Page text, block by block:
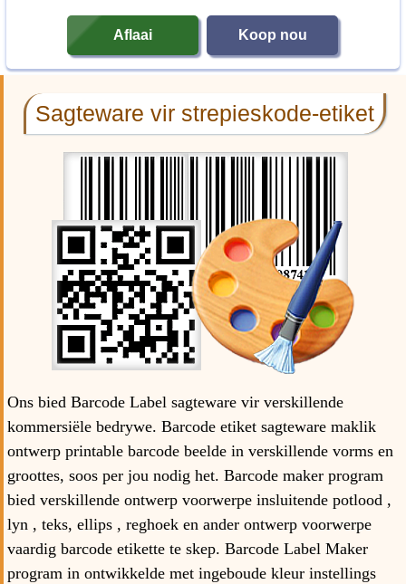
Aflaai Koop nou
Sagteware vir strepieskode-etiket
Ons bied Barcode Label sagteware vir verskillende
kommersiële bedrywe. Barcode etiket sagteware maklik
ontwerp printable barcode beelde in verskillende vorms en
groottes, soos per jou nodig het. Barcode maker program
bied verskillende ontwerp voorwerpe insluitende potlood ,
lyn , teks, ellips , reghoek en ander ontwerp voorwerpe
vaardig barcode etikette te skep. Barcode Label Maker
program in ontwikkelde met ingeboude kleur instellings